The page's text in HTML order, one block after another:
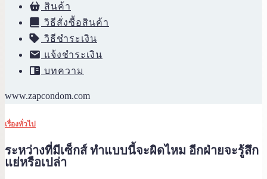
สินค้า
วิธีสั่งซื้อสินค้า
วิธีชำระเงิน
แจ้งชำระเงิน
บทความ
www.zapcondom.com
เรื่องทั่วไป
ระหว่างที่มีเซ็กส์ ทำแบบนี้จะผิดไหม อีกฝ่ายจะรู้สึก
แย่หรือเปล่า